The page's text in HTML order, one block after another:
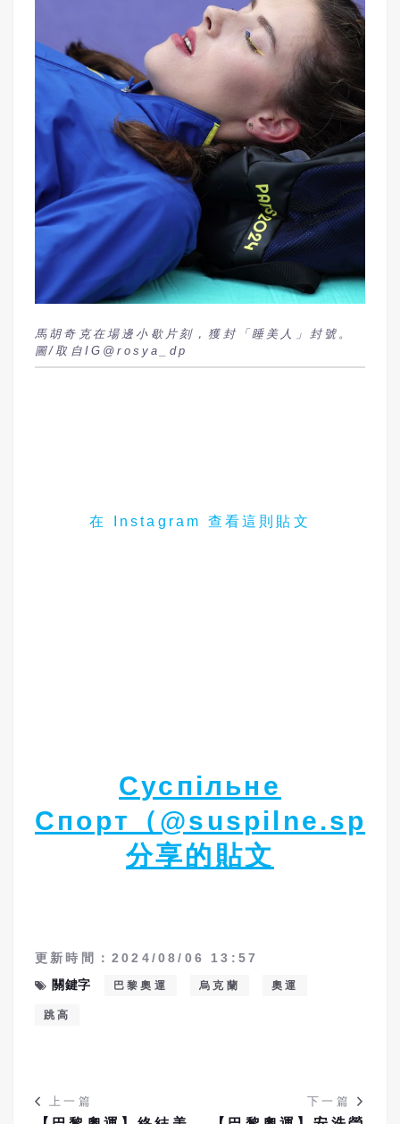
馬胡奇克在場邊小歇片刻，獲封「睡美人」封號。
圖/取自IG@rosya_dp
在 Instagram 查看這則貼文
Суспільне
Спорт（
分享的貼文
更新時間：2024/08/06 13:57
關鍵字
巴黎奧運 烏克蘭 奧運
跳高
上一篇 下一篇